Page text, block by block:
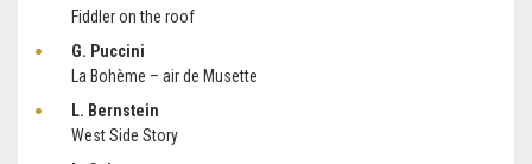
Fiddler on the roof
G. Puccini
La Bohème – air de Musette
L. Bernstein
West Side Story